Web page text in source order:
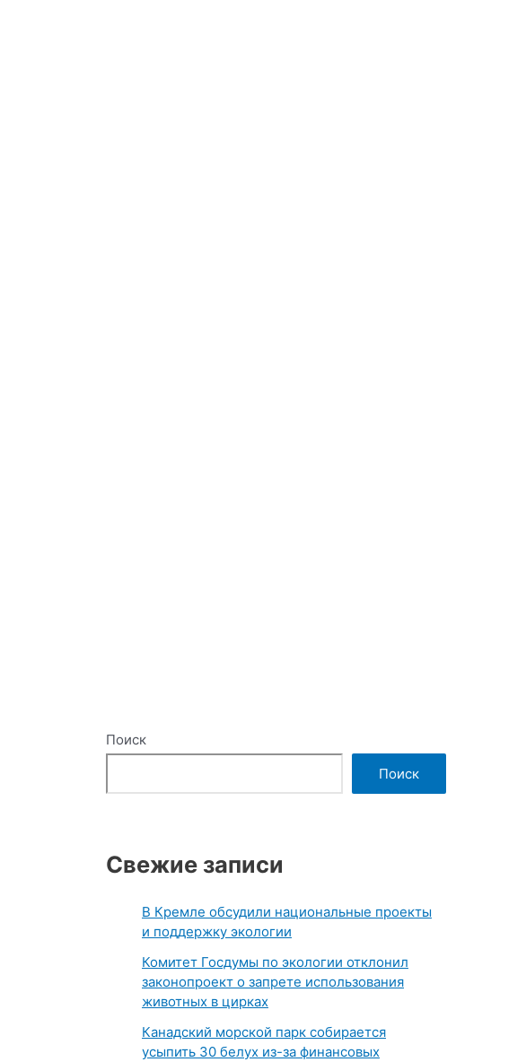
Поиск
Поиск
Свежие записи
В Кремле обсудили национальные проекты
и поддержку экологии
Комитет Госдумы по экологии отклонил
законопроект о запрете использования
животных в цирках
Канадский морской парк собирается
усыпить 30 белух из-за финансовых